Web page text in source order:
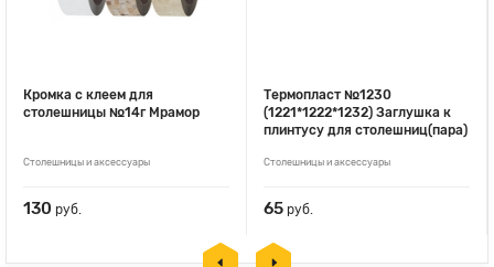
Кромка с клеем для
столешницы №14г Мрамор
Столешницы и аксессуары
130 руб.
Термопласт №1230
(1221*1222*1232) Заглушка к
плинтусу для столешниц(пара)
Столешницы и аксессуары
65 руб.